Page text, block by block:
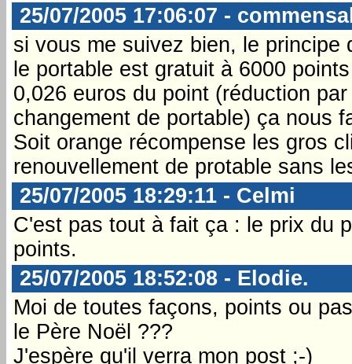
25/07/2005 17:06:07 -
si vous me suivez bien, le
le portable est gratuit à 6000
0,026 euros du point (réduction
changement de portable) ça nous
Soit orange récompense les gros
renouvellement de protable sans
25/07/2005 18:29:11 - Celmi
C'est pas tout à fait ça : le prix du
points.
25/07/2005 18:52:08 - Elodie.
Moi de toutes façons, points ou
le Père Noël ???
J'espère qu'il verra mon post ;-)